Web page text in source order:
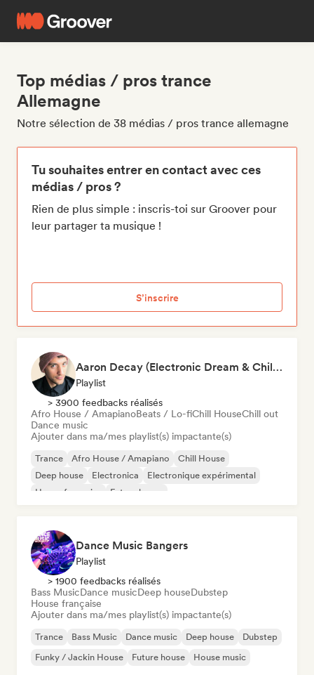
Top médias / pros trance
Allemagne
Notre sélection de 38 médias / pros trance allemagne
Tu souhaites entrer en contact avec ces
médias / pros ?
Rien de plus simple : inscris-toi sur Groover pour
leur partager ta musique !
S’inscrire
Aaron Decay (Electronic Dream & Chill Electronic Dream playlists)
Playlist
> 3900 feedbacks réalisés
Afro House / AmapianoBeats / Lo-fiChill HouseChill out
Dance music
Ajouter dans ma/mes playlist(s) impactante(s)
Trance Afro House / Amapiano
Chill House
Deep house
Electronica
Electronique expérimental
House française
Future house
Dance Music Bangers
Playlist
> 1900 feedbacks réalisés
Bass MusicDance musicDeep houseDubstep
House française
Ajouter dans ma/mes playlist(s) impactante(s)
Trance Bass Music Dance music Deep house
Dubstep
Funky / Jackin House
Future house House music